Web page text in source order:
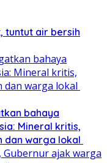
tuntut air bersih
bahaya
Mineral kritis,
dan warga lokal